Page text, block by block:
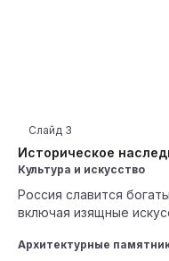
Историческое
Слайд 3
Культура и искусство
Россия славится
включая изящные
Архитектурные